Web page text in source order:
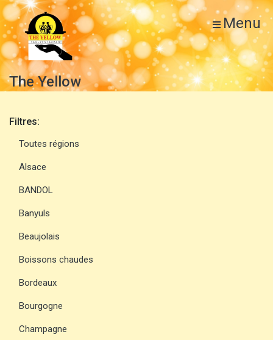
Menu
The Yellow
Filtres:
Toutes régions
Alsace
BANDOL
Banyuls
Beaujolais
Boissons chaudes
Bordeaux
Bourgogne
Champagne